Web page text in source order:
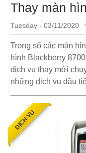
Thay màn
Tuesday - 03/11/2020
Trong số các màn
hình Blackberry
dịch vụ thay mới
những dịch vụ đầu
DỊCH VỤ